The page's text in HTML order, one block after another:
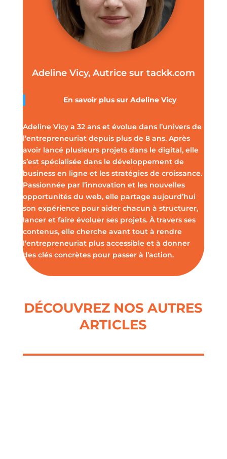
Adeline Vicy, Autrice sur tackk.com
En savoir plus sur Adeline Vicy
Adeline Vicy a 32 ans et évolue dans l’univers de
l’entrepreneuriat depuis plus de 8 ans. Après
avoir lancé plusieurs projets dans le digital, elle
s’est spécialisée dans le développement de
business en ligne et les stratégies de croissance.
Passionnée par l’innovation et les nouvelles
opportunités du web, elle partage aujourd’hui
son expérience pour aider chacun à structurer,
lancer et faire évoluer ses projets. À travers ses
contenus, elle cherche avant tout à rendre
l’entrepreneuriat plus accessible et à donner
des clés concrètes pour passer à l’action.
DÉCOUVREZ NOS AUTRES
ARTICLES